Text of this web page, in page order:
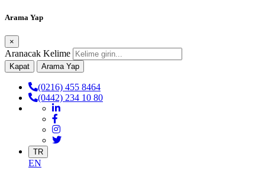
Arama Yap
×
Aranacak Kelime
Kapat Arama Yap
(0216) 455 8464
(0442) 234 10 80
TR
EN